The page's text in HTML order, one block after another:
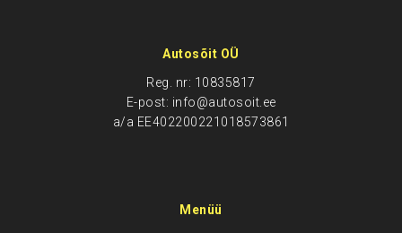
Autosõit OÜ
Reg. nr: 10835817
E-post: info@autosoit.ee
a/a EE402200221018573861
Menüü